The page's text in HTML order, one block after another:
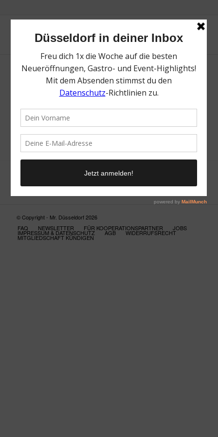
Neue Suche
Suchergebnis nicht zufriedenstellend? Versuche es mal mit
einem Wortteil oder einer anderen Schreibweise.
© Copyright - Mr. Düsseldorf 2026
FAQ
NEWSLETTER FÜR KOOPERATIONSPARTNER JOBS
IMPRESSUM & DATENSCHUTZ AGB WIDERRUFSRECHT
MITGLIEDSCHAFT KÜNDIGEN